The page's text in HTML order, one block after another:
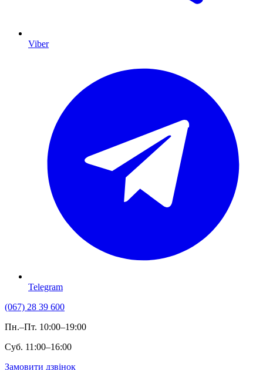
Viber
Telegram
(067) 28 39 600
Пн.–Пт. 10:00–19:00
Суб. 11:00–16:00
Замовити дзвінок